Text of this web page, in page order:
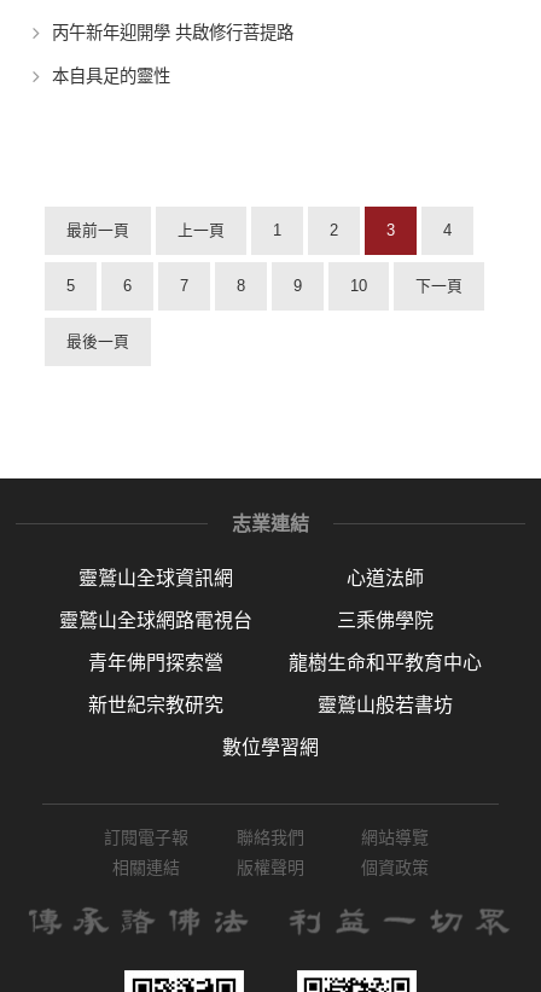
丙午新年迎開學 共啟修行菩提路
本自具足的靈性
最前一頁 上一頁 1 2 3 4
5 6 7 8 9 10 下一頁
最後一頁
志業連結
靈鷲山全球資訊網 心道法師
靈鷲山全球網路電視台 三乘佛學院
青年佛門探索營 龍樹生命和平教育中心
新世紀宗教研究 靈鷲山般若書坊
數位學習網
訂閱電子報 聯絡我們
網站導覽
相關連結
版權聲明 個資政策